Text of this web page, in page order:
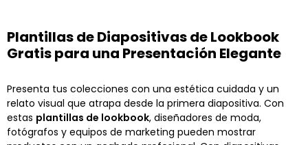
Plantillas de Diapositivas de Lookbook
Gratis para una Presentación Elegante
Presenta tus colecciones con una estética cuidada y un
relato visual que atrapa desde la primera diapositiva. Con
estas plantillas de lookbook, diseñadores de moda,
fotógrafos y equipos de marketing pueden mostrar